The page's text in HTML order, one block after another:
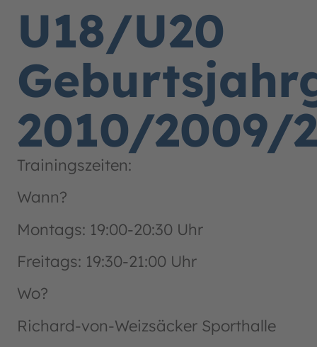
U18/U20
2010/2009/
Trainingszeiten:
Wann?
Montags: 19:00-20:30 Uhr
Freitags: 19:30-21:00 Uhr
Wo?
Richard-von-Weizsäcker Sporthalle